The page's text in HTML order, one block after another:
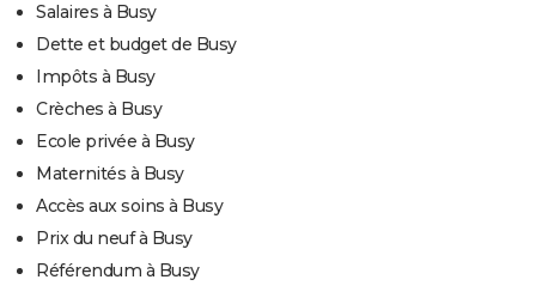
Salaires à Busy
Dette et budget de Busy
Impôts à Busy
Crèches à Busy
Ecole privée à Busy
Maternités à Busy
Accès aux soins à Busy
Prix du neuf à Busy
Référendum à Busy